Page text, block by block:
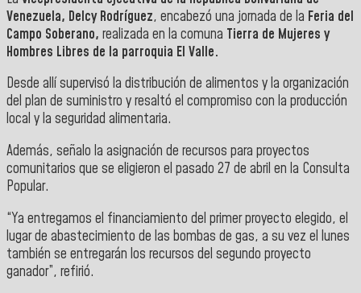
Venezuela, Delcy Rodríguez, encabezó una jornada de la Feria del
Campo Soberano, realizada en la comuna Tierra de Mujeres y
Hombres Libres de la parroquia El Valle.
Desde allí supervisó la distribución de alimentos y la organización
del plan de suministro y resaltó el compromiso con la producción
local y la seguridad alimentaria.
Además, señalo la asignación de recursos para proyectos
comunitarios que se eligieron el pasado 27 de abril en la Consulta
Popular.
“Ya entregamos el financiamiento del primer proyecto elegido, el
lugar de abastecimiento de las bombas de gas, a su vez el lunes
también se entregarán los recursos del segundo proyecto
ganador”, refirió.